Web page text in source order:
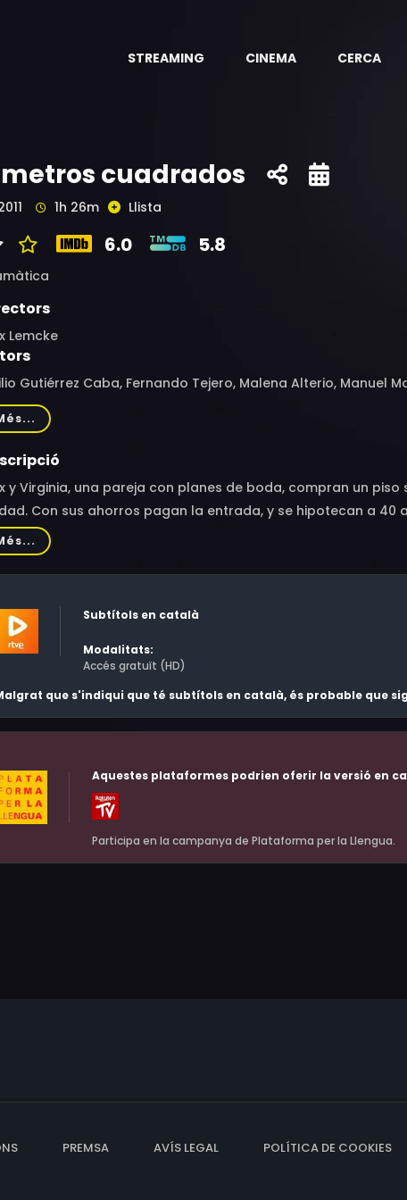
STREAMING CINEMA CERCA
cuadrados
1h 26m Llista
6.0 5.8
Lemcke
Gutiérrez Caba, Fernando Tejero, Malena Alterio, Manuel
Lola Moltó, Pep Ricart, Carles Sanjaime, Sergio
y Virginia, una pareja con planes de boda, compran un
Con sus ahorros pagan la entrada, y se hipotecan a
las obras y precintan la zona. Los vecinos se organizan y
una solución y hará lo que sea para conseguir su casa y
Subtítols en català
Modalitats:
Accés gratuït (HD)
que s'indiqui que té subtítols en català, és probable que
Aquestes plataformes podrien oferir la versió en
Participa en la campanya de Plataforma per la Llengua.
PREMSA AVÍS LEGAL POLÍTICA DE COOKIES